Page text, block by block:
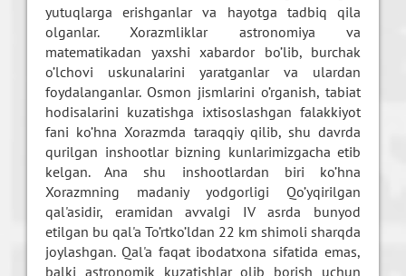
yutuqlarga erishganlar va hayotga tadbiq qila
olganlar. Xorazmliklar astronomiya va
matеmatikadan yaxshi xabardor bo’lib, burchak
o’lchovi uskunalarini yaratganlar va ulardan
foydalanganlar. Osmon jismlarini o’rganish, tabiat
hodisalarini kuzatishga ixtisoslashgan falakkiyot
fani ko’hna Xorazmda taraqqiy qilib, shu davrda
qurilgan inshootlar bizning kunlarimizgacha еtib
kеlgan. Ana shu inshootlardan biri ko’hna
Xorazmning madaniy yodgorligi Qo’yqirilgan
qal'asidir, eramidan avvalgi IV asrda bunyod
etilgan bu qal'a To’rtko’ldan 22 km shimoli sharqda
joylashgan. Qal'a faqat ibodatxona sifatida emas,
balki astronomik kuzatishlar olib borish uchun